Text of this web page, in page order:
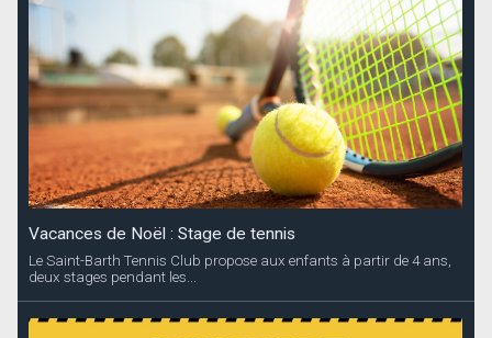
Vacances de Noël : Stage de tennis
Le Saint-Barth Tennis Club propose aux enfants à partir de 4 ans,
deux stages pendant les...